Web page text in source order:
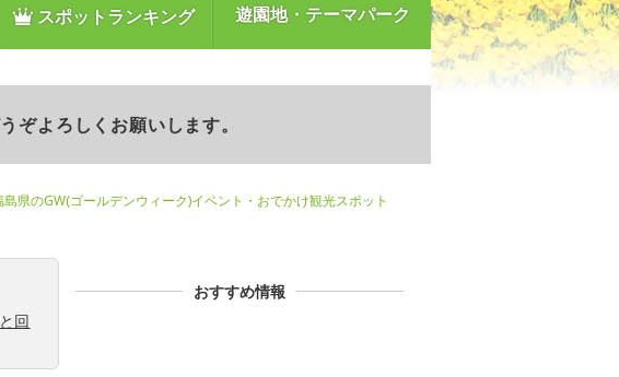
スポットランキング 遊園地・テーマパーク
ぞよろしくお願いします。
島県のGW(ゴールデンウィーク)イベント・おでかけ観光スポット
回
おすすめ情報